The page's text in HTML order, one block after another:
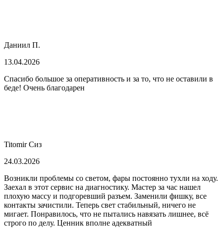
Даниил П.
13.04.2026
Спасибо большое за оперативность и за то, что не оставили в
беде! Очень благодарен
Titomir Сиз
24.03.2026
Возникли проблемы со светом, фары постоянно тухли на ходу.
Заехал в этот сервис на диагностику. Мастер за час нашел
плохую массу и подгоревший разъем. Заменили фишку, все
контакты зачистили. Теперь свет стабильный, ничего не
мигает. Понравилось, что не пытались навязать лишнее, всё
строго по делу. Ценник вполне адекватный